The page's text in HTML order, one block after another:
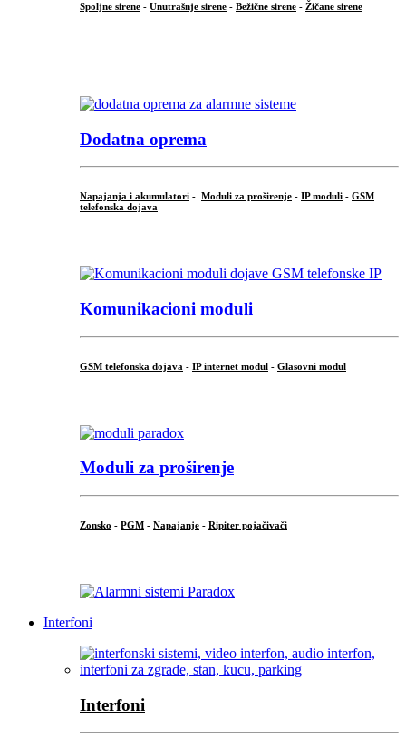
Spoljne sirene - Unutrašnje sirene - Bežične sirene - Žičane sirene
Dodatna oprema
Napajanja i akumulatori - Moduli za proširenje - IP moduli - GSM
telefonska dojava
Komunikacioni moduli
GSM telefonska dojava - IP internet modul - Glasovni modul
Moduli za proširenje
Zonsko - PGM - Napajanje - Ripiter pojačivači
Interfoni
Interfoni